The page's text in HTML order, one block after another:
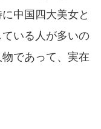
中国四大美女と
いる人が多いの
であって、実在